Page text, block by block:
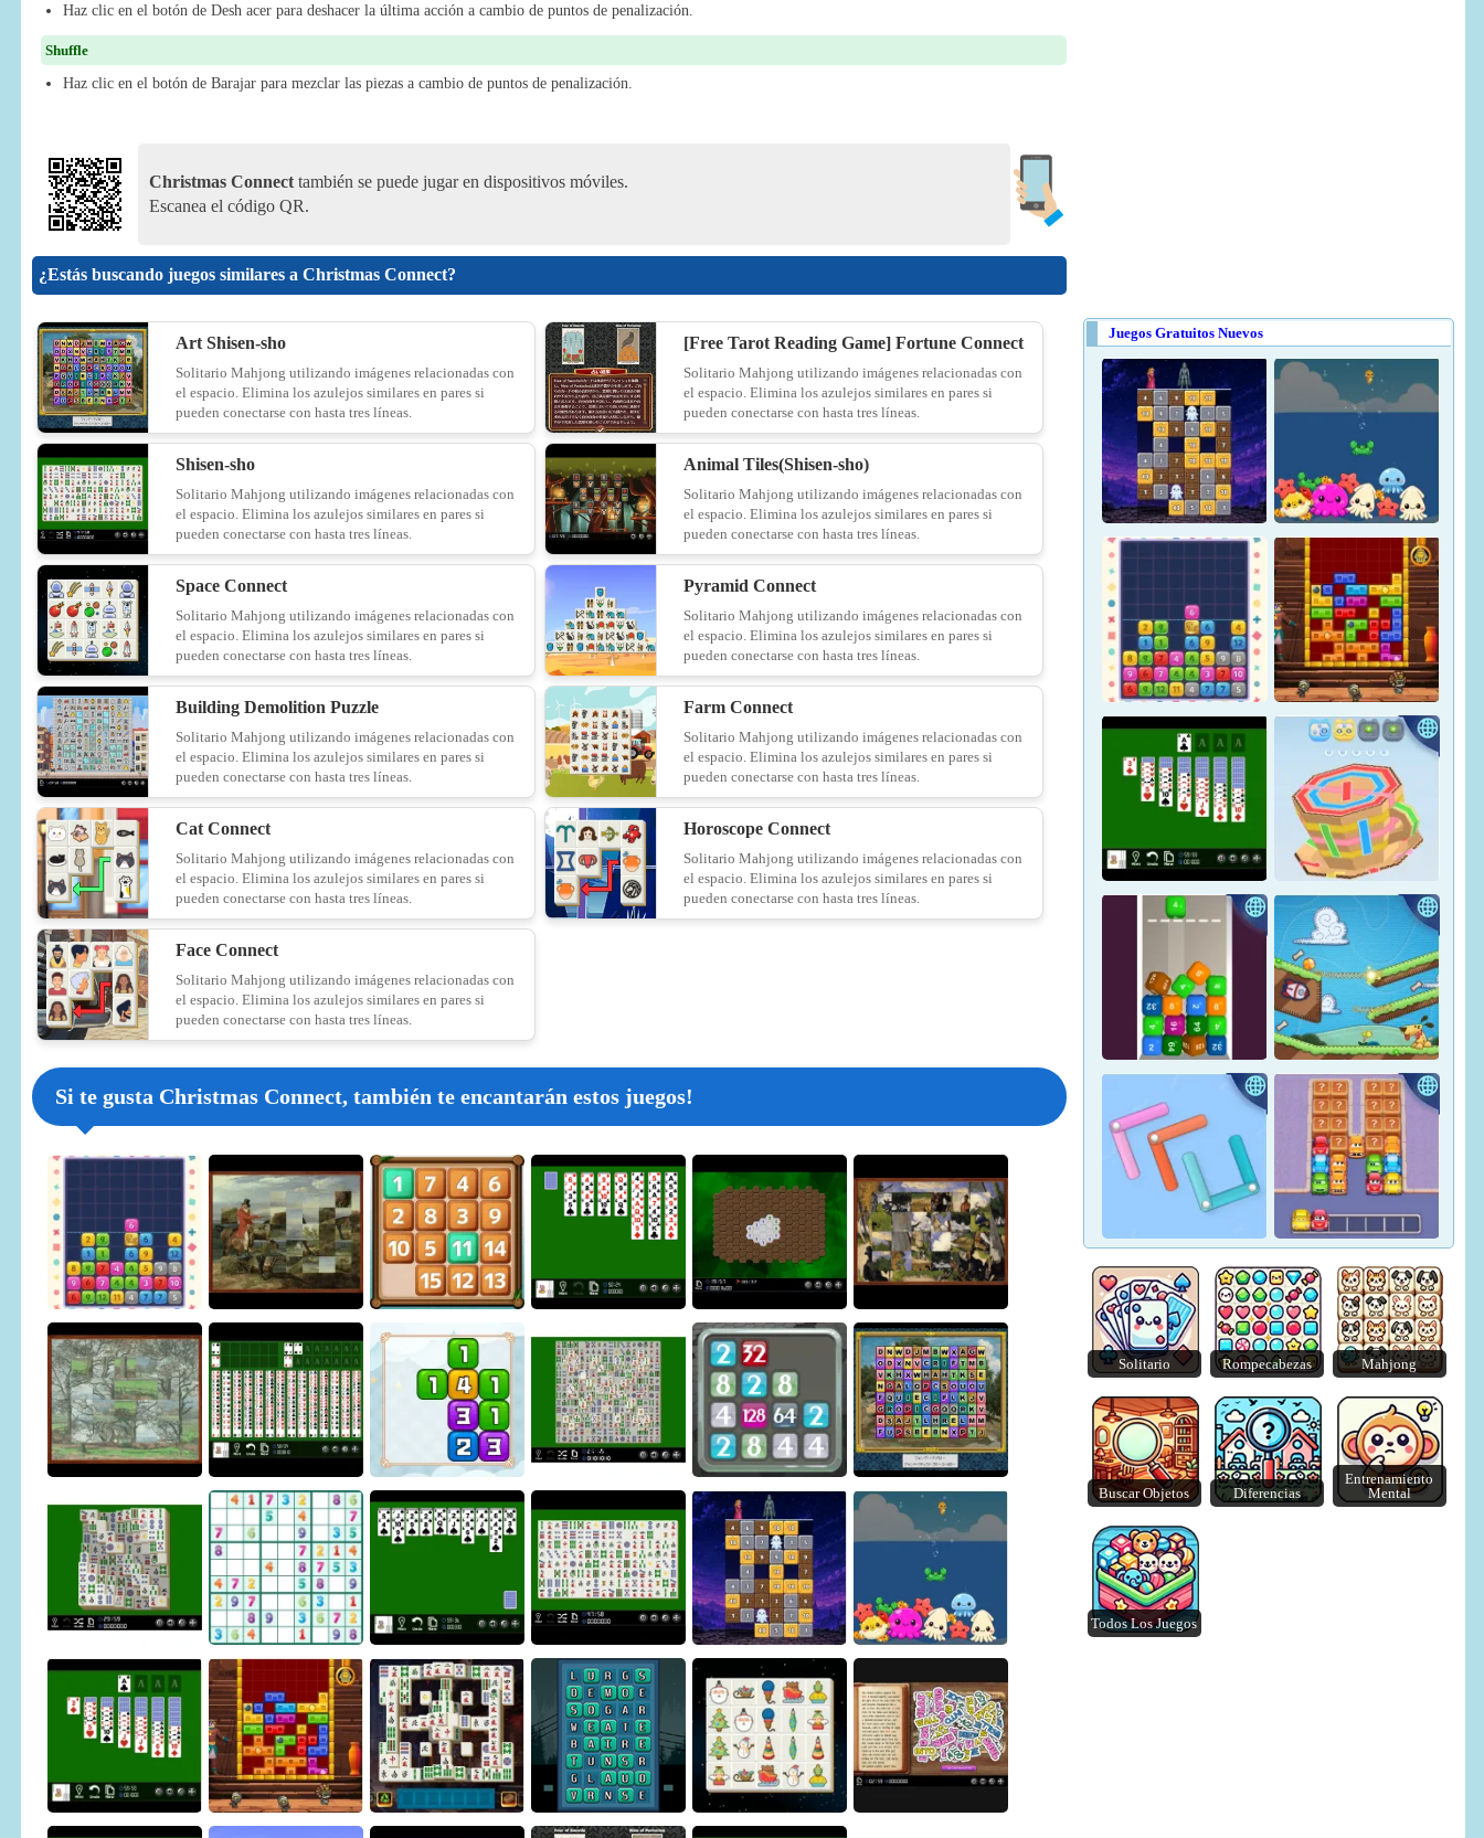
14
15
Chroma Tower
20
Haz clic en el botón de Desh acer para deshacer la última acción a cambio de puntos de penalización.
Shuffle
Haz clic en el botón de Barajar para mezclar las piezas a cambio de puntos de penalización.
Christmas Connect también se puede jugar en dispositivos móviles.
Escanea el código QR.
¿Estás buscando juegos similares a Christmas Connect?
Art Shisen-sho
Solitario Mahjong utilizando imágenes relacionadas con
el espacio. Elimina los azulejos similares en pares si
pueden conectarse con hasta tres líneas.
[Free Tarot Reading Game] Fortune Connect
Solitario Mahjong utilizando imágenes relacionadas con
el espacio. Elimina los azulejos similares en pares si
pueden conectarse con hasta tres líneas.
Shisen-sho
Solitario Mahjong utilizando imágenes relacionadas con
el espacio. Elimina los azulejos similares en pares si
pueden conectarse con hasta tres líneas.
Animal Tiles(Shisen-sho)
Solitario Mahjong utilizando imágenes relacionadas con
el espacio. Elimina los azulejos similares en pares si
pueden conectarse con hasta tres líneas.
Space Connect
Solitario Mahjong utilizando imágenes relacionadas con
el espacio. Elimina los azulejos similares en pares si
pueden conectarse con hasta tres líneas.
Pyramid Connect
Solitario Mahjong utilizando imágenes relacionadas con
el espacio. Elimina los azulejos similares en pares si
pueden conectarse con hasta tres líneas.
Building Demolition Puzzle
Solitario Mahjong utilizando imágenes relacionadas con
el espacio. Elimina los azulejos similares en pares si
pueden conectarse con hasta tres líneas.
Farm Connect
Solitario Mahjong utilizando imágenes relacionadas con
el espacio. Elimina los azulejos similares en pares si
pueden conectarse con hasta tres líneas.
Cat Connect
Solitario Mahjong utilizando imágenes relacionadas con
el espacio. Elimina los azulejos similares en pares si
pueden conectarse con hasta tres líneas.
Horoscope Connect
Solitario Mahjong utilizando imágenes relacionadas con
el espacio. Elimina los azulejos similares en pares si
pueden conectarse con hasta tres líneas.
Face Connect
Solitario Mahjong utilizando imágenes relacionadas con
el espacio. Elimina los azulejos similares en pares si
pueden conectarse con hasta tres líneas.
Si te gusta Christmas Connect, también te encantarán estos juegos!
Crown Pop Sliding Puzzle
Hexagonal Minesweeper
- Unblocked
Art Puzzle 3
Quad FreeCell Go Go Seven 2048 Art Shisen-sho
Mahjong Solitaire4 Sudoku Spider Shisen-sho
Magic Stone Puzzle: The
Petrified Prince
Juegos Gratuitos Nuevos
Magic Stone Puzzle: The
Petrified Prince
Osakana Game
Crown Pop Pharaoh Line
Yukon Solitaire Tape Sort 3D
Lazy Dog
Crunch Locked Car Match: Traffic Puzzle
Solitario Rompecabezas Mahjong
Buscar Objetos Diferencias
Entrenamiento
Mental
Todos Los Juegos